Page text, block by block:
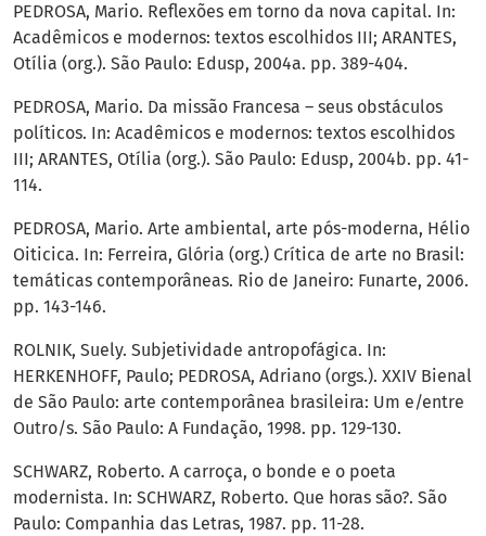
PEDROSA, Mario. Reflexões em torno da nova capital. In:
Acadêmicos e modernos: textos escolhidos III; ARANTES,
Otília (org.). São Paulo: Edusp, 2004a. pp. 389-404.
PEDROSA, Mario. Da missão Francesa – seus obstáculos
políticos. In: Acadêmicos e modernos: textos escolhidos
III; ARANTES, Otília (org.). São Paulo: Edusp, 2004b. pp. 41-
114.
PEDROSA, Mario. Arte ambiental, arte pós-moderna, Hélio
Oiticica. In: Ferreira, Glória (org.) Crítica de arte no Brasil:
temáticas contemporâneas. Rio de Janeiro: Funarte, 2006.
pp. 143-146.
ROLNIK, Suely. Subjetividade antropofágica. In:
HERKENHOFF, Paulo; PEDROSA, Adriano (orgs.). XXIV Bienal
de São Paulo: arte contemporânea brasileira: Um e/entre
Outro/s. São Paulo: A Fundação, 1998. pp. 129-130.
SCHWARZ, Roberto. A carroça, o bonde e o poeta
modernista. In: SCHWARZ, Roberto. Que horas são?. São
Paulo: Companhia das Letras, 1987. pp. 11-28.